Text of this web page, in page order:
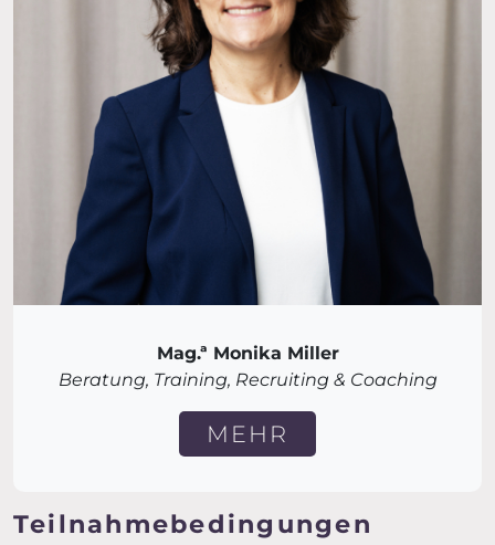
Mag.ª Monika Miller
Beratung, Training, Recruiting & Coaching
MEHR
Teilnahmebedingungen